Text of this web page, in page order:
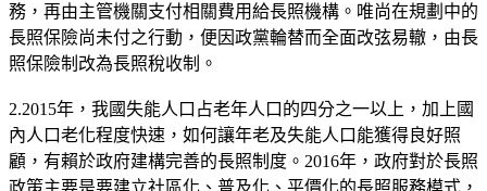
務，再由主管機關支付相關費用給長照機構。唯尚在規劃中的
長照保險尚未付之行動，便因政黨輪替而全面改弦易轍，由長
照保險制改為長照稅收制。
2.2015年，我國失能人口占老年人口的四分之一以上，加上國
內人口老化程度快速，如何讓年老及失能人口能獲得良好照
顧，有賴於政府建構完善的長照制度。2016年，政府對於長照
政策主要是要建立社區化、普及化、平價化的長照服務模式，